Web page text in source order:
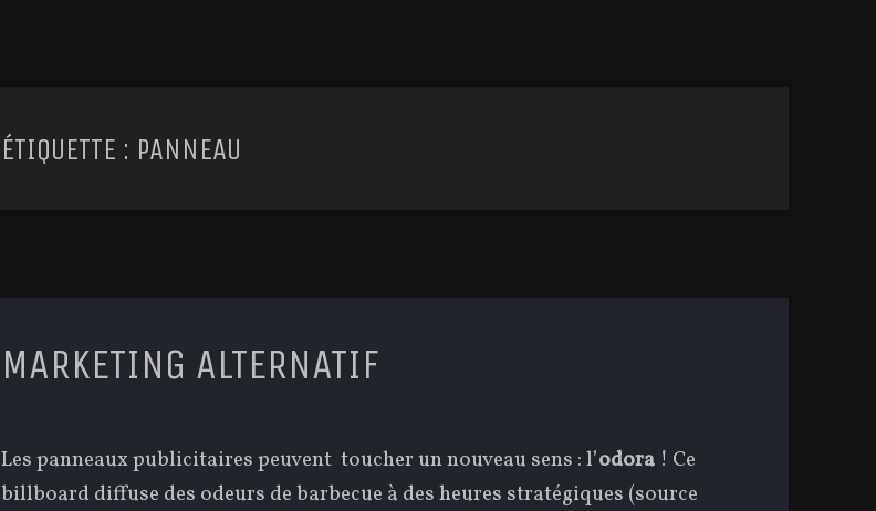
ÉTIQUETTE : PANNEAU
MARKETING ALTERNATIF
Les panneaux publicitaires peuvent toucher un nouveau sens : l’odora ! Ce
billboard diffuse des odeurs de barbecue à des heures stratégiques (source